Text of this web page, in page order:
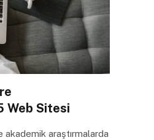
Web Sitesi
araştırmalarda